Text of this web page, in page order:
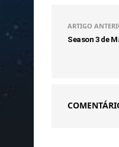
ARTIGO
Season 3 de